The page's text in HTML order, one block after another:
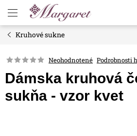
obsah
Kruhové sukne
Neohodnotené Podrobnosti
Dámska kruhová
sukňa - vzor kvet